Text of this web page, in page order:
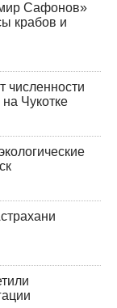
Сафонов»
крабов и
численности
Чукотке